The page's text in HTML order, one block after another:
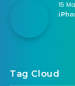
15
Tag Cloud